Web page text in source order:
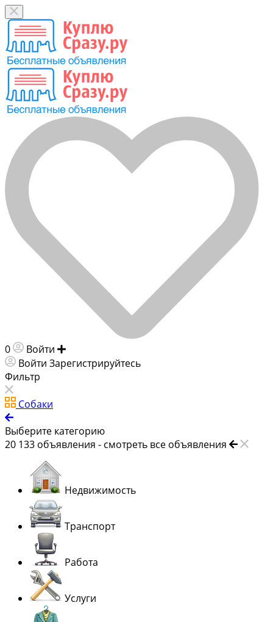
0 Войти
Войти Зарегистрируйтесь
Фильтр
Собаки
Выберите категорию
20 133 объявления - смотреть все объявления
Недвижимость
Транспорт
Работа
Услуги